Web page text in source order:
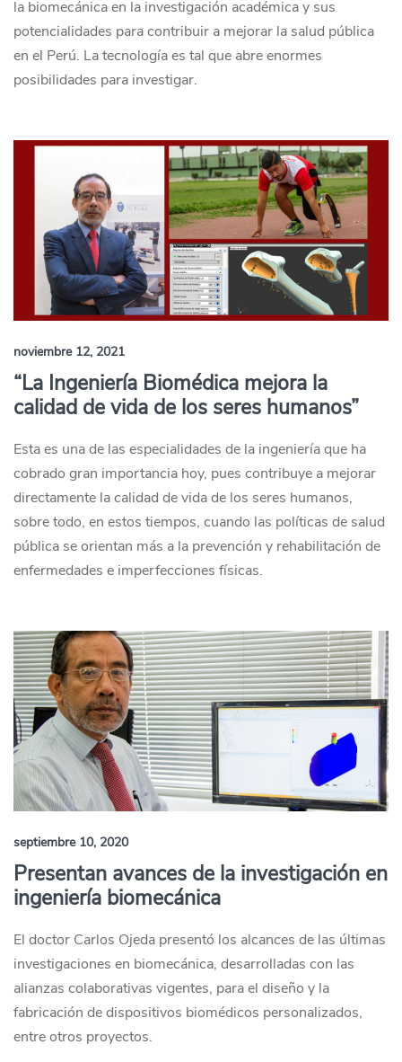
la biomecánica en la investigación académica y sus
potencialidades para contribuir a mejorar la salud pública
en el Perú. La tecnología es tal que abre enormes
posibilidades para investigar.
noviembre 12, 2021
“La Ingeniería Biomédica mejora la
calidad de vida de los seres humanos”
Esta es una de las especialidades de la ingeniería que ha
cobrado gran importancia hoy, pues contribuye a mejorar
directamente la calidad de vida de los seres humanos,
sobre todo, en estos tiempos, cuando las políticas de salud
pública se orientan más a la prevención y rehabilitación de
enfermedades e imperfecciones físicas.
septiembre 10, 2020
Presentan avances de la investigación en
ingeniería biomecánica
El doctor Carlos Ojeda presentó los alcances de las últimas
investigaciones en biomecánica, desarrolladas con las
alianzas colaborativas vigentes, para el diseño y la
fabricación de dispositivos biomédicos personalizados,
entre otros proyectos.